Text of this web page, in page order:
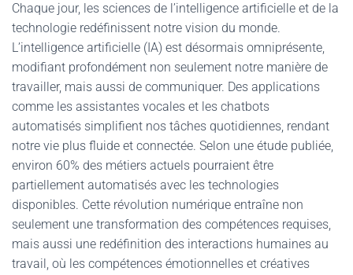
Chaque jour, les sciences de l’intelligence artificielle et de la
technologie redéfinissent notre vision du monde.
L’intelligence artificielle (IA) est désormais omniprésente,
modifiant profondément non seulement notre manière de
travailler, mais aussi de communiquer. Des applications
comme les assistantes vocales et les chatbots
automatisés simplifient nos tâches quotidiennes, rendant
notre vie plus fluide et connectée. Selon une étude publiée,
environ 60% des métiers actuels pourraient être
partiellement automatisés avec les technologies
disponibles. Cette révolution numérique entraîne non
seulement une transformation des compétences requises,
mais aussi une redéfinition des interactions humaines au
travail, où les compétences émotionnelles et créatives